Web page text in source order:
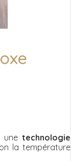
unetechnologie
la température